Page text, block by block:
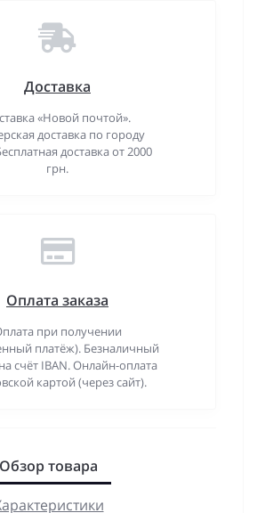
Доставка
«Новой почтой».
доставка по городу
доставка от 2000
грн.
Оплата заказа
при получении
платёж). Безналичный
счёт IBAN. Онлайн-оплата
картой (через сайт).
Обзор товара